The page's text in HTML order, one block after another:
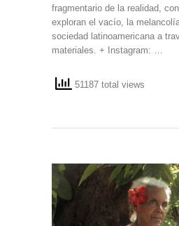
fragmentario de la realidad,
exploran el vacío, la
sociedad latinoamericana a
materiales. + Instagram: …
51187 total views